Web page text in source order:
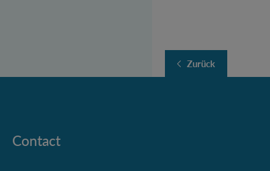
Zurück
Contact